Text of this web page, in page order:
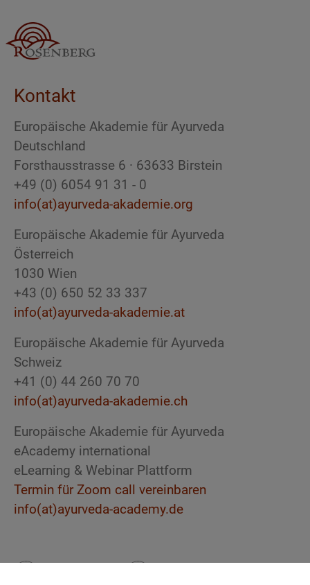
Kontakt
Europäische Akademie für Ayurveda
Deutschland
Forsthausstrasse 6 · 63633 Birstein
+49 (0) 6054 91 31 - 0
info(at)ayurveda-akademie.org
Europäische Akademie für Ayurveda
Österreich
1030 Wien
+43 (0) 650 52 33 337
info(at)ayurveda-akademie.at
Europäische Akademie für Ayurveda
Schweiz
+41 (0) 44 260 70 70
info(at)ayurveda-akademie.ch
Europäische Akademie für Ayurveda
eAcademy international
eLearning & Webinar Plattform
Termin für Zoom call vereinbaren
info(at)ayurveda-academy.de